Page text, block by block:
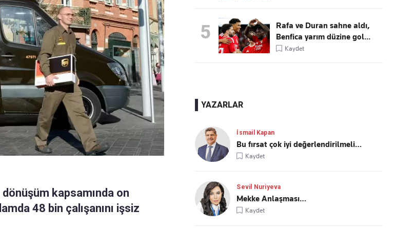
kapsamında on
48 bin çalışanını işsiz
5
Rafa ve Duran sahne aldı,
Benfica yarım düzine gol...
Kaydet
YAZARLAR
İsmail Kapan
Bu fırsat çok iyi değerlendirilmeli…
Kaydet
Sevil Nuriyeva
Mekke Anlaşması…
Kaydet